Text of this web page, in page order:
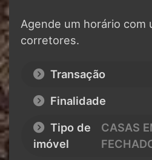
Agende um horário com
corretores.
Transação
Finalidade
Tipo de
imóvel
CASAS